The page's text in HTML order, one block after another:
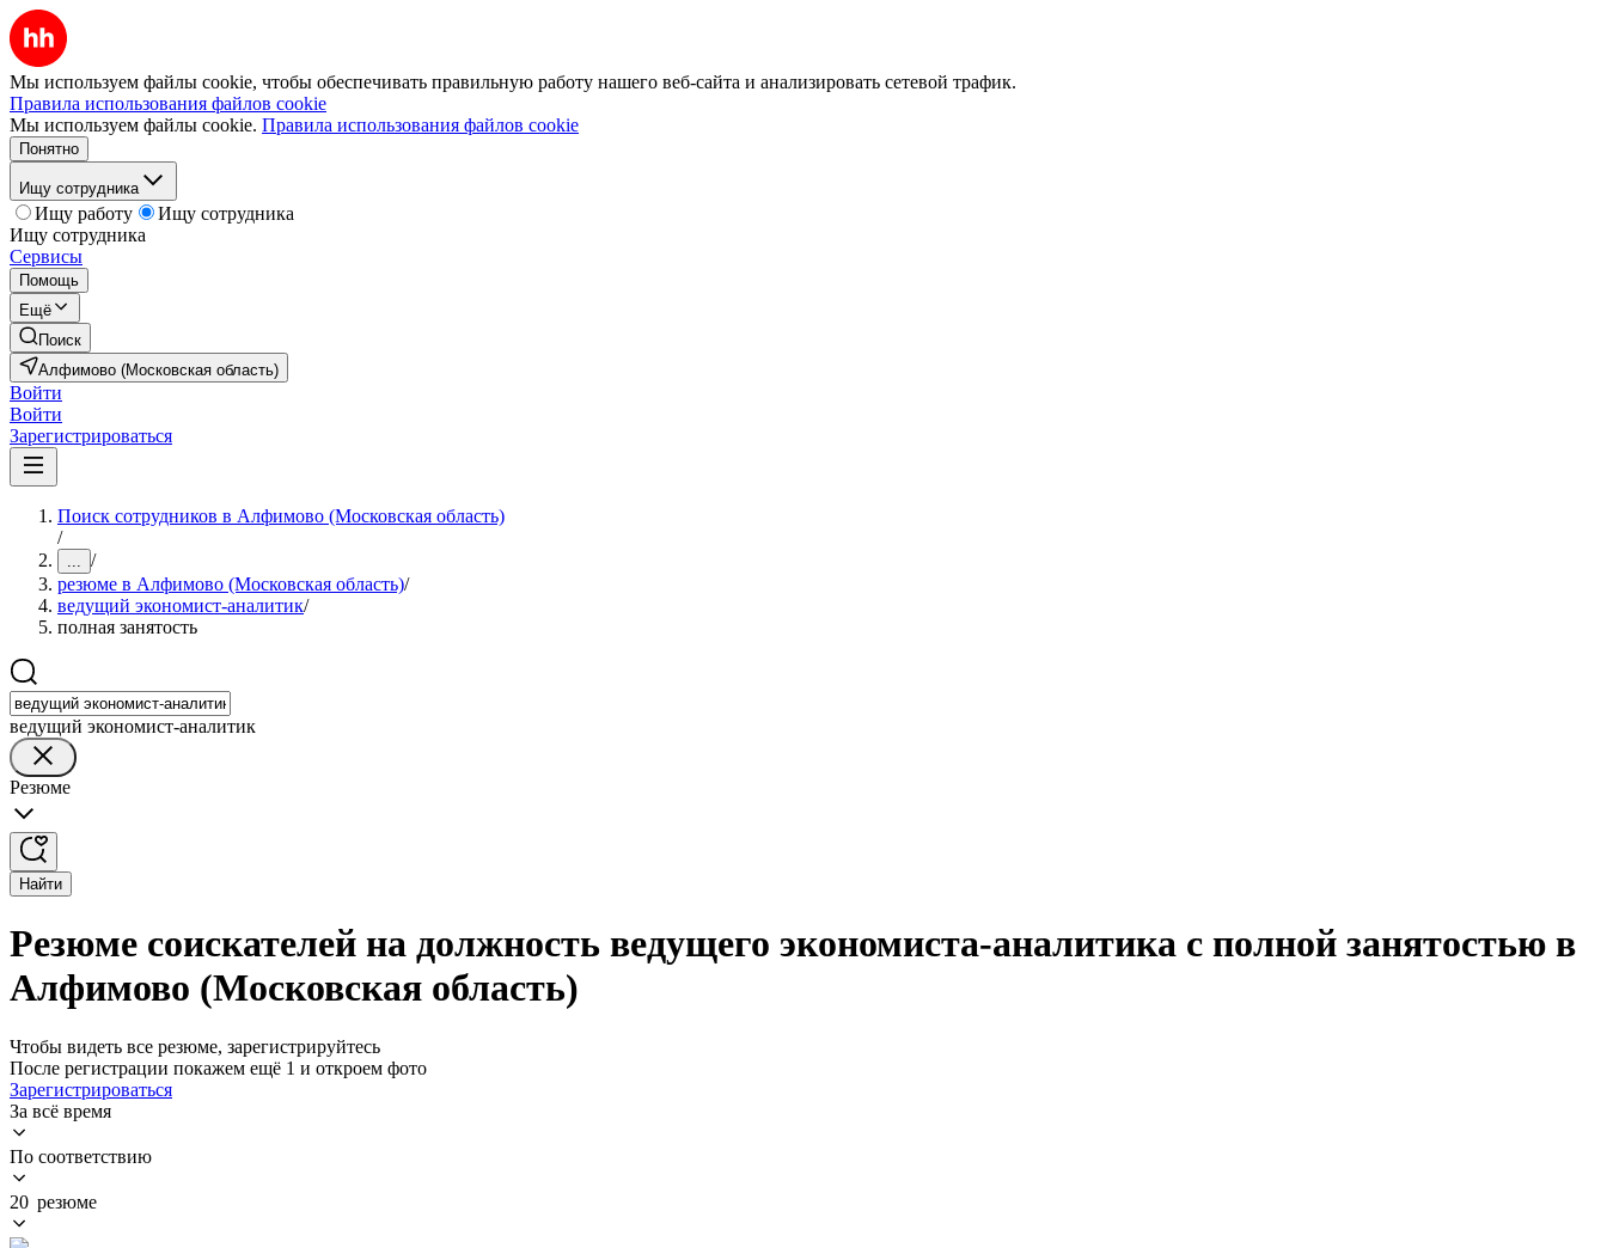
Мы используем файлы cookie, чтобы обеспечивать правильную работу нашего веб-сайта и анализировать сетевой трафик.
Правила использования файлов cookie
Мы используем файлы cookie. Правила использования файлов cookie
Понятно
Ищу сотрудника
Ищу работу
Ищу сотрудника
Ищу сотрудника
Сервисы
Помощь
Ещё
Поиск
Алфимово (Московская область)
Войти
Войти
Зарегистрироваться
Поиск сотрудников в Алфимово (Московская область)
/
... /
резюме в Алфимово (Московская область)/
ведущий экономист-аналитик/
полная занятость
ведущий экономист-аналитик
Резюме
Найти
Резюме соискателей на должность ведущего экономиста-аналитика с полной занятостью в
Алфимово (Московская область)
Чтобы видеть все резюме, зарегистрируйтесь
После регистрации покажем ещё 1 и откроем фото
Зарегистрироваться
За всё время
По соответствию
20 резюме